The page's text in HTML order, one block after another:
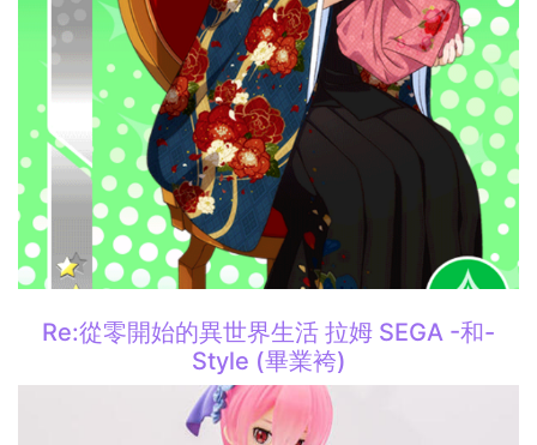
Re:從零開始的異世界生活 拉姆 SEGA -和-
Style (畢業袴)